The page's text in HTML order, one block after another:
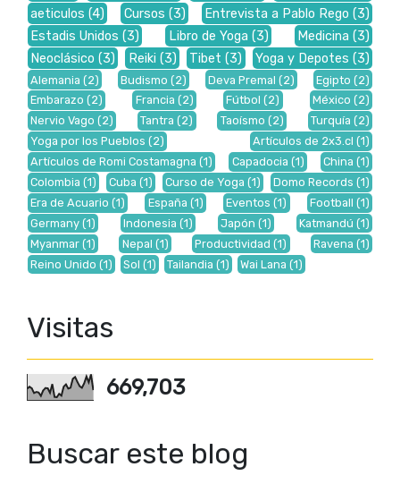
aeticulos (4) Cursos (3) Entrevista a Pablo Rego (3)
Estadis Unidos (3) Libro de Yoga (3) Medicina (3)
Neoclásico (3) Reiki (3) Tibet (3) Yoga y Depotes (3)
Alemania (2) Budismo (2) Deva Premal (2) Egipto (2)
Embarazo (2) Francia (2) Fútbol (2) México (2)
Nervio Vago (2) Tantra (2) Taoísmo (2) Turquía (2)
Yoga por los Pueblos (2) Artículos de 2x3.cl (1)
Artículos de Romi Costamagna (1) Capadocia (1) China (1)
Colombia (1) Cuba (1) Curso de Yoga (1) Domo Records (1)
Era de Acuario (1) España (1) Eventos (1) Football (1)
Germany (1) Indonesia (1) Japón (1) Katmandú (1)
Myanmar (1) Nepal (1) Productividad (1) Ravena (1)
Reino Unido (1) Sol (1) Tailandia (1) Wai Lana (1)
Visitas
669,703
Buscar este blog